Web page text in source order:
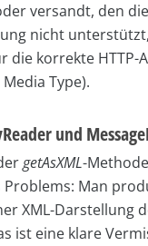
versandt, den die
nicht
die korrekte HTTP-
Type).
und
getAsXML-
Problems: Man
XML-Darstellung
ist eine klare